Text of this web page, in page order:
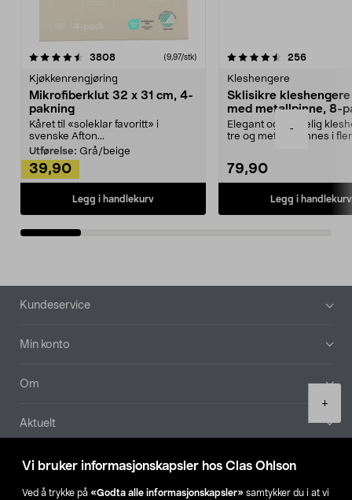
Vi bruker informasjonskapsler hos Clas Ohlson
Ved å trykke på «Godta alle informasjonskapsler» samtykker du i at vi
-
+
3808anmeldelser(9,97/stk)
Kjøkkenrengjøring
Mikrofiberklut 32 x 31 cm, 4-
pakning
Kåret til «soleklar favoritt» i
svenske Afton...
Utførelse: Grå/beige
39,90
Legg i handlekurv
4.5av 5 stjerner 256
Kleshengere
Sklisikre
med metallpinne, 8-
Elegant og skikkelig
tre og metall – finnes i
79,90
Legg i handlekurv
4.5av 5 stjerner
Bunntekst
Kundeservice
Min konto
Om
Aktuelt
Våre selskaper